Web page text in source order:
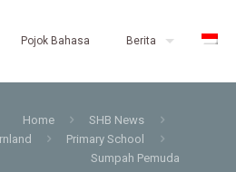
Pojok Bahasa Berita
Home
SHB News
Primary School
Sumpah Pemuda